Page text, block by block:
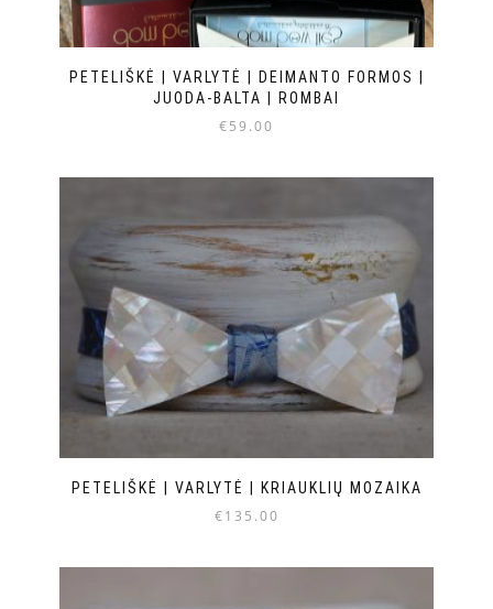
PETELIŠKĖ | VARLYTĖ | DEIMANTO FORMOS |
JUODA-BALTA | ROMBAI
€59.00
PETELIŠKĖ | VARLYTĖ | KRIAUKLIŲ MOZAIKA
€135.00